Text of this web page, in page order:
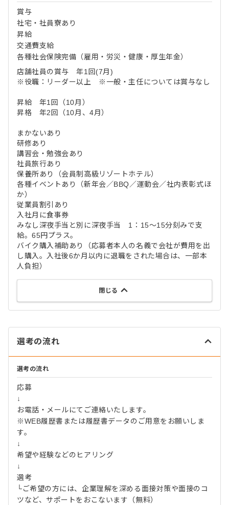
賞与
社宅・社員寮あり
昇給
交通費支給
各種社会保険完備（雇用・労災・健康・厚生年金）
店舗社員の賞与 年1回(7月)
※役職：リーダー以上 ※一般・主任については賞与なし
昇給 年1回（10月）
昇格 年2回（10月、4月）
まかないあり
研修あり
講習会・勉強会あり
社員旅行あり
保養所あり（会員制高級リゾートホテル）
各種イベントあり（新年会／BBQ／運動会／社内表彰式ほ
か）
従業員割引あり
入社月に食事券
みなし深夜手当と別に深夜手当 1：15～15分刻みで支
給。65円プラス。
バイク購入補助あり（応募者本人の名義で会社が費用を出
し購入。入社後6か月以内に退職をされた場合は、一部本
人負担）
閉じる
選考の流れ
選考の流れ
応募
↓
お電話・メールにてご連絡いたします。
※WEB履歴書または履歴書データのご用意をお願いしま
す。
↓
希望や経験などのヒアリング
↓
選考
└ご希望の方には、企業理解を深める面接対策や面接のコ
ツなど、サポートをおこないます（無料）